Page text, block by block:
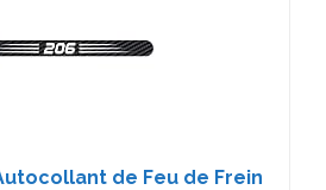
Autocollant de Feu de Frein